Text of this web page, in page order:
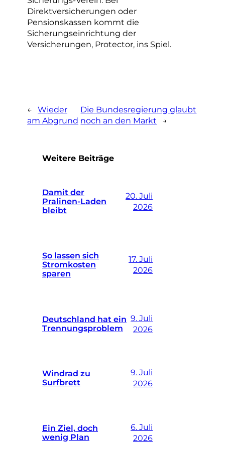
Direktversicherungen oder
Pensionskassen kommt die
Sicherungseinrichtung der
Versicherungen, Protector, ins Spiel.
← Wieder
am Abgrund
Die Bundesregierung glaubt
noch an den Markt
→
Weitere Beiträge
Damit der
Pralinen-Laden
bleibt
20. Juli
2026
So lassen sich
Stromkosten
sparen
17. Juli
2026
Deutschland hat ein
Trennungsproblem
9. Juli
2026
Windrad zu
Surfbrett
9. Juli
2026
Ein Ziel, doch
wenig Plan
6. Juli
2026